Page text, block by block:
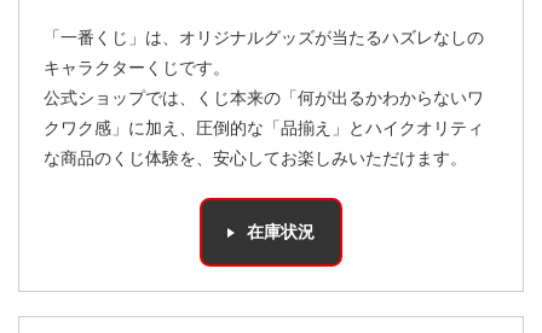
「一番くじ」は、オリジナルグッズが当たるハズレなしの
キャラクターくじです。
公式ショップでは、くじ本来の「何が出るかわからないワ
クワク感」に加え、圧倒的な「品揃え」とハイクオリティ
な商品のくじ体験を、安心してお楽しみいただけます。
在庫状況